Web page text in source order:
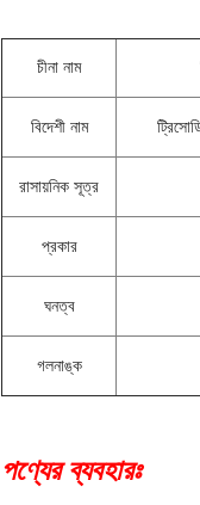
চীনা নাম
বিদেশী নাম
রাসায়নিক সূত্র
প্রকার
ঘনত্ব
গলনাঙ্ক
পণ্যের ব্যবহারঃ